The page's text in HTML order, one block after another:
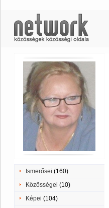
Ismerősei (160)
Közösségei (10)
Képei (104)